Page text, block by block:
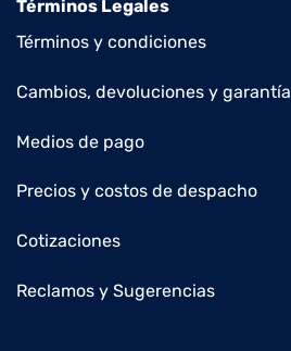
Términos Legales
Términos y condiciones
Cambios, devoluciones y garantía
Medios de pago
Precios y costos de despacho
Cotizaciones
Reclamos y Sugerencias